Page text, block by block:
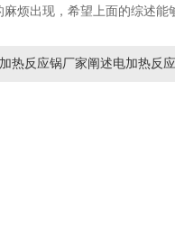
麻烦出现，希望上面的综述能
热反应锅厂家阐述电加热反